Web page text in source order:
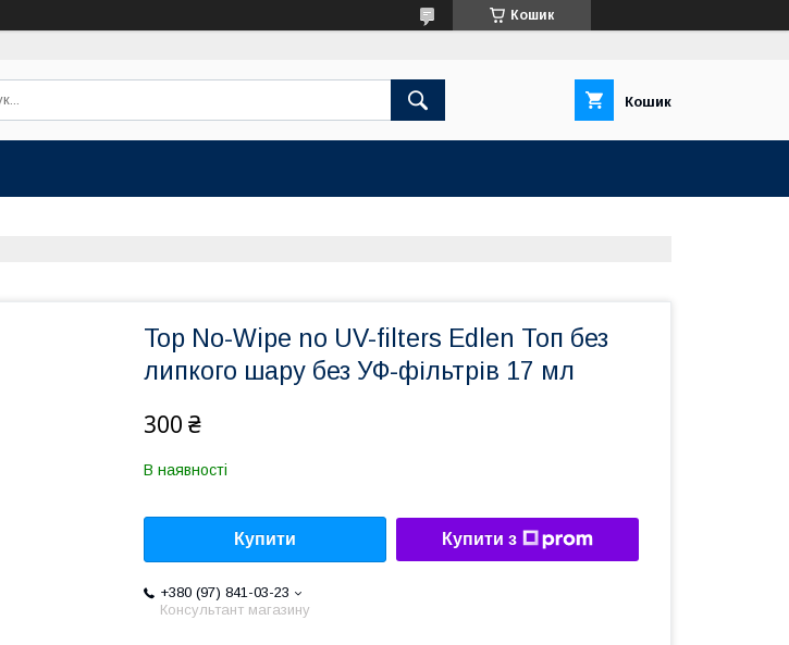
Кошик
Кошик
Top No-Wipe no UV-filters Edlen Топ без
липкого шару без УФ-фільтрів 17 мл
300 ₴
В наявності
Купити Купити з
+380 (97) 841-03-23
Консультант магазину